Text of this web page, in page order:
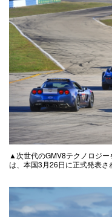
▲次世代のGMV8テクノロジ
は、本国3月26日に正式発表さ